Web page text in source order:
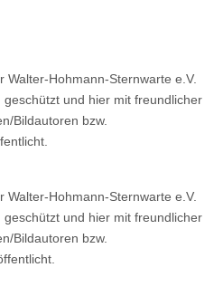
Hohmann-Sternwarte e.V.
und hier mit freundlicher
Bildautoren bzw.
Hohmann-Sternwarte e.V.
und hier mit freundlicher
Bildautoren bzw.